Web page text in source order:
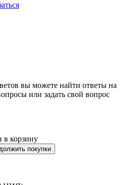
вы можете найти ответы на
или задать свой вопрос
в корзину
покупки